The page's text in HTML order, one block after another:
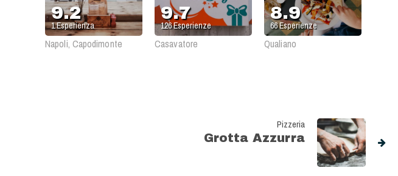
8.9
66Esperienze
Qualiano
9.7
126Esperienze
Casavatore
9.2
1Esperienza
Napoli, Capodimonte
Pizzeria
Grotta Azzurra